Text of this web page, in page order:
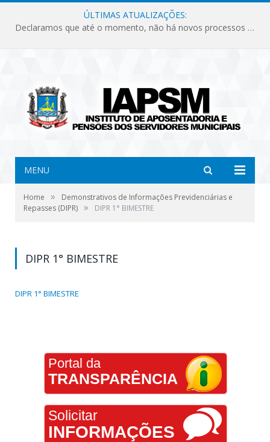
ÚLTIMAS ATUALIZAÇÕES:
Declaramos que até o momento, não há novos processos licitatórios para o Instituto de Previdência no ano de 2026.
MENU
Home »
Demonstrativos de Informações Previdenciárias e
Repasses (DIPR) » DIPR 1° BIMESTRE
DIPR 1° BIMESTRE
DIPR 1° BIMESTRE
Portal da
TRANSPARÊNCIA
Solicitar
INFORMAÇÕES